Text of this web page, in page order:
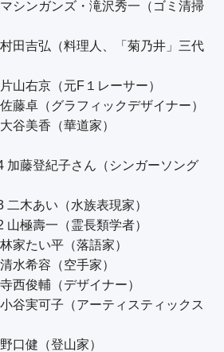
シンガンズ・滝沢秀一（ゴミ清掃
田吉弘（料理人、「菊乃井」三代
山右京（元F１レーサー）
藤卓（グラフィックデザイナー）
谷美香（華道家）
加藤登紀子さん（シンガーソング
木あい（水族表現家）
極壽一（霊長類学者）
家たい平（落語家）
水希容（空手家）
西俊輔（デザイナー）
谷実可子（アーティスティックス
口健（登山家）